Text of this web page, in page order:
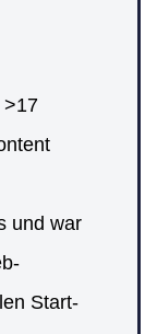
>17
und war
Start-